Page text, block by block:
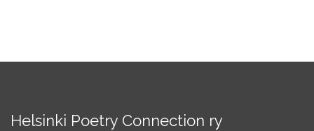
Helsinki Poetry Connection ry